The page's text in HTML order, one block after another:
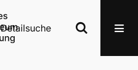
Detailsuche